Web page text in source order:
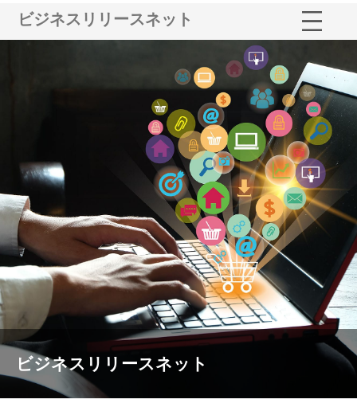
ビジネスリリースネット
ビジネスリリースネット